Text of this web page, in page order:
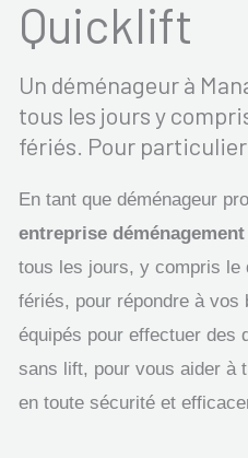
Quicklift
Un déménageur à
tous les jours y
fériés. Pour
En tant que déménageur
entreprise déménagement
tous les jours, y compris le
fériés, pour répondre à vos
équipés pour effectuer des
sans lift, pour vous aider à
en toute sécurité et